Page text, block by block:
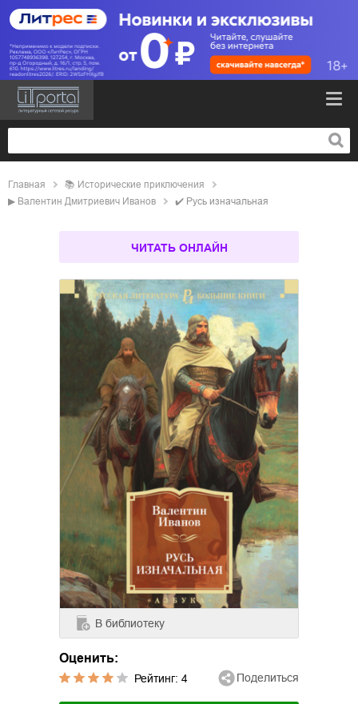
Главная 📚
исторические приключения
▶ Валентин Дмитриевич Иванов ✔️ Русь изначальная
ЧИТАТЬ ОНЛАЙН
В библиотеку
Оценить:
Рейтинг: 4 Поделиться